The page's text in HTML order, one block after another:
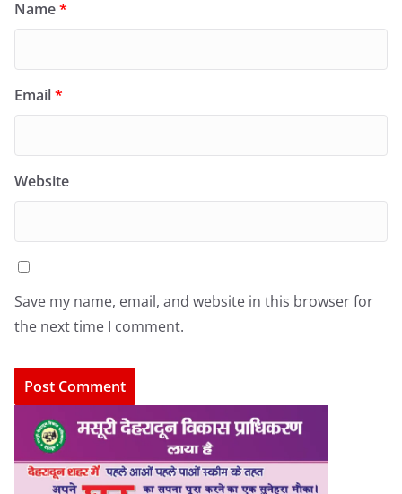
Name*
Email*
Website
Save my name, email, and website in this browser for
the next time I comment.